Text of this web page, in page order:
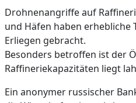
Drohnenangriffe auf
und Häfen haben erhebliche
Erliegen gebracht.
Besonders betroffen ist der
Raffineriekapazitäten liegt
Ein anonymer russischer